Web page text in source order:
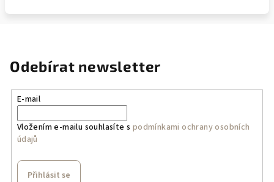
Odebírat newsletter
E-mail
Vložením e-mailu souhlasíte s podmínkami ochrany osobních
údajů
Přihlásit se